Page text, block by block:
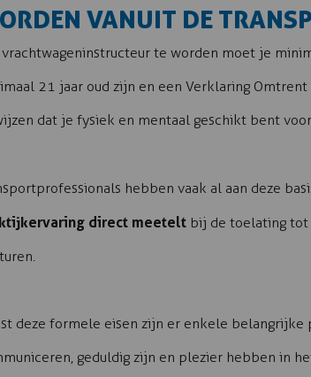
VANUIT DE
vrachtwageninstructeur te worden moet je
21 jaar oud zijn en een Verklaring
dat je fysiek en mentaal geschikt bent
hebben vaak al aan deze
direct meetelt bij de toelating tot
deze formele eisen zijn er enkele
geduldig zijn en plezier hebben in